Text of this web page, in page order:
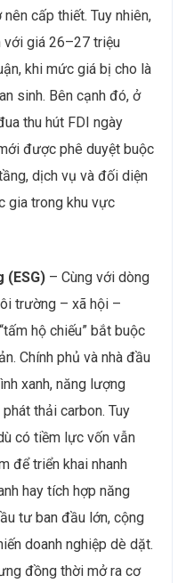
cấp thiết. Tuy nhiên,
với giá 26–27 triệu
khi mức giá bị cho là
sinh. Bên cạnh đó, ở
thu hút FDI ngày
được phê duyệt buộc
dịch vụ và đối diện
gia trong khu vực
(ESG) – Cùng với dòng
trường – xã hội –
hộ chiếu” bắt buộc
Chính phủ và nhà đầu
xanh, năng lượng
thải carbon. Tuy
có tiềm lực vốn vẫn
để triển khai nhanh
hay tích hợp năng
tư ban đầu lớn, cộng
doanh nghiệp dè dặt.
đồng thời mở ra cơ